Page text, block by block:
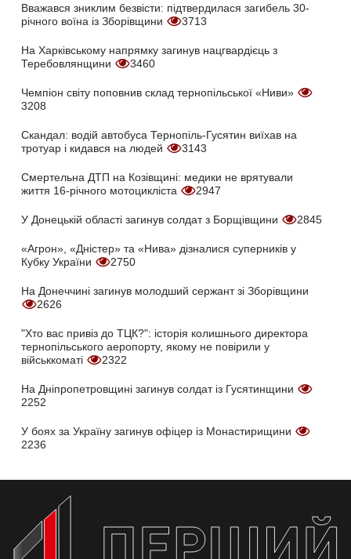
Вважався зниклим безвісти: підтвердилася загибель 30-
річного воїна із Зборівщини
3713
На Харківському напрямку загинув нацгвардієць з
Теребовлянщини
3460
Чемпіон світу поповнив склад тернопільської «Ниви»
3208
Скандал: водій автобуса Тернопіль-Гусятин виїхав на
тротуар і кидався на людей
3143
Смертельна ДТП на Козівщині: медики не врятували
життя 16-річного мотоцикліста
2947
У Донецькій області загинув солдат з Борщівщини 2845
«Агрон», «Дністер» та «Нива» дізналися суперників у
Кубку України
2750
На Донеччині загинув молодший сержант зі Зборівщини
2626
"Хто вас привіз до ТЦК?": історія колишнього директора
тернопільського аеропорту, якому не повірили у
військкоматі
2322
На Дніпропетровщині загинув солдат із Гусятинщини
2252
У боях за Україну загинув офіцер із Монастирищини
2236